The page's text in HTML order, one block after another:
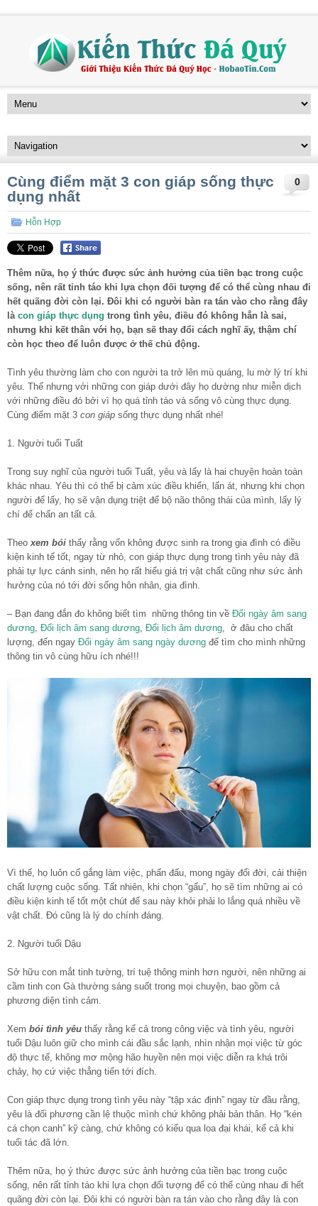
0
Cùng điểm mặt 3 con giáp sống thực
dụng nhất
Hỗn Hợp
Thêm nữa, họ ý thức được sức ảnh hưởng của tiền bạc trong cuộc
sống, nên rất tỉnh táo khi lựa chọn đối tượng để có thể cùng nhau đi
hết quãng đời còn lại. Đôi khi có người bàn ra tán vào cho rằng đây
là con giáp thực dụng trong tình yêu, điều đó không hẳn là sai,
nhưng khi kết thân với họ, bạn sẽ thay đổi cách nghĩ ấy, thậm chí
còn học theo để luôn được ở thế chủ động.
Tình yêu thường làm cho con người ta trở lên mù quáng, lu mờ lý trí khi
yêu. Thế nhưng với những con giáp dưới đây họ dường như miễn dịch
với những điều đó bởi vì họ quá tỉnh táo và sống vô cùng thực dụng.
Cùng điểm mặt 3 con giáp sống thực dụng nhất nhé!
1. Người tuổi Tuất
Trong suy nghĩ của người tuổi Tuất, yêu và lấy là hai chuyện hoàn toàn
khác nhau. Yêu thì có thể bị cảm xúc điều khiển, lấn át, nhưng khi chọn
người để lấy, họ sẽ vận dụng triệt để bộ não thông thái của mình, lấy lý
chí để chấn an tất cả.
Theo xem bói thấy rằng vốn không được sinh ra trong gia đình có điều
kiện kinh tế tốt, ngay từ nhỏ, con giáp thực dụng trong tình yêu này đã
phải tự lực cánh sinh, nên họ rất hiểu giá trị vật chất cũng như sức ảnh
hưởng của nó tới đời sống hôn nhân, gia đình.
– Bạn đang đắn đo không biết tìm những thông tin về Đổi ngày âm sang
dương Đổi lịch âm sang dương Đổi lịch âm dương , ở đâu cho chất
lượng, đến ngay Đổi ngày âm sang ngày dương để tìm cho mình những
thông tin vô cùng hữu ích nhé!!!
Vì thế, họ luôn cố gắng làm việc, phấn đấu, mong ngày đổi đời, cải thiện
chất lượng cuộc sống. Tất nhiên, khi chọn “gấu”, họ sẽ tìm những ai có
điều kiện kinh tế tốt một chút để sau này khỏi phải lo lắng quá nhiều về
vật chất. Đó cũng là lý do chính đáng.
2. Người tuổi Dậu
Sở hữu con mắt tinh tường, trí tuệ thông minh hơn người, nên những ai
cầm tinh con Gà thường sáng suốt trong mọi chuyện, bao gồm cả
phương diện tình cảm.
Xem bói tình yêu thấy rằng kể cả trong công việc và tình yêu, người
tuổi Dậu luôn giữ cho mình cái đầu sắc lạnh, nhìn nhận mọi việc từ góc
độ thực tế, không mơ mộng hão huyền nên mọi việc diễn ra khá trôi
chảy, họ cứ việc thẳng tiến tới đích.
Con giáp thực dụng trong tình yêu này “tập xác định” ngay từ đầu rằng,
yêu là đối phương cần lệ thuộc mình chứ không phải bản thân. Họ “kén
cá chọn canh” kỹ càng, chứ không có kiểu qua loa đại khái, kể cả khi
tuổi tác đã lớn.
Thêm nữa, họ ý thức được sức ảnh hưởng của tiền bạc trong cuộc
sống, nên rất tỉnh táo khi lựa chọn đối tượng để có thể cùng nhau đi hết
quãng đời còn lại. Đôi khi có người bàn ra tán vào cho rằng đây là con